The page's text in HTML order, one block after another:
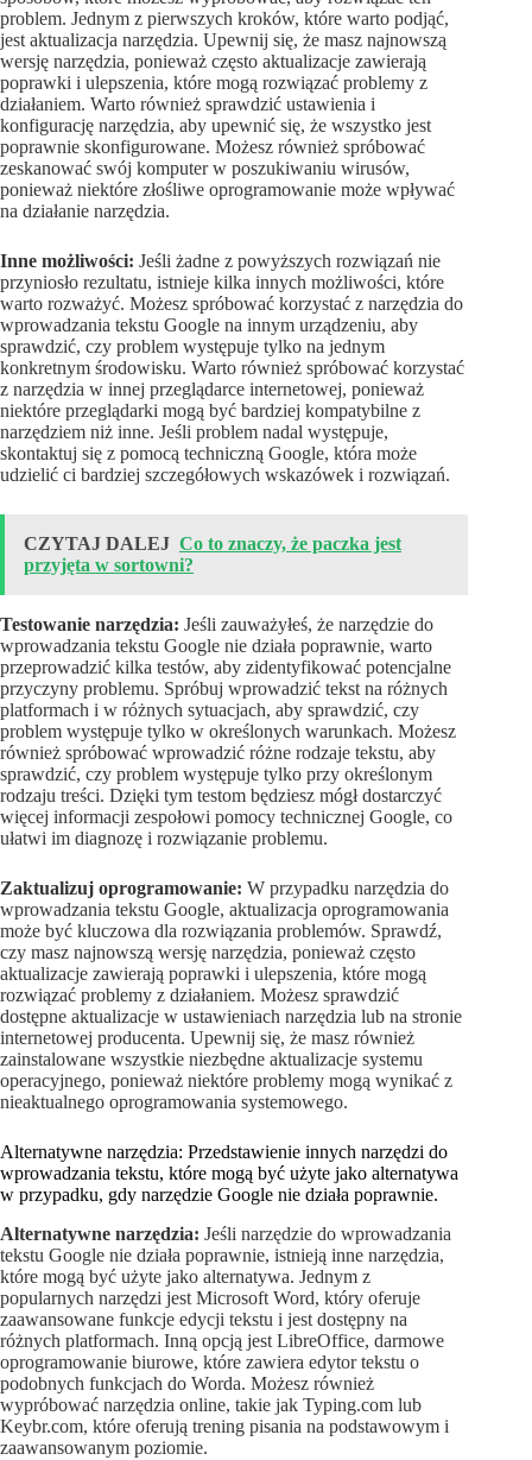
problem. Jednym z pierwszych kroków, które warto podjąć,
jest aktualizacja narzędzia. Upewnij się, że masz najnowszą
wersję narzędzia, ponieważ często aktualizacje zawierają
poprawki i ulepszenia, które mogą rozwiązać problemy z
działaniem. Warto również sprawdzić ustawienia i
konfigurację narzędzia, aby upewnić się, że wszystko jest
poprawnie skonfigurowane. Możesz również spróbować
zeskanować swój komputer w poszukiwaniu wirusów,
ponieważ niektóre złośliwe oprogramowanie może wpływać
na działanie narzędzia.
Inne możliwości: Jeśli żadne z powyższych rozwiązań nie
przyniosło rezultatu, istnieje kilka innych możliwości, które
warto rozważyć. Możesz spróbować korzystać z narzędzia do
wprowadzania tekstu Google na innym urządzeniu, aby
sprawdzić, czy problem występuje tylko na jednym
konkretnym środowisku. Warto również spróbować korzystać
z narzędzia w innej przeglądarce internetowej, ponieważ
niektóre przeglądarki mogą być bardziej kompatybilne z
narzędziem niż inne. Jeśli problem nadal występuje,
skontaktuj się z pomocą techniczną Google, która może
udzielić ci bardziej szczegółowych wskazówek i rozwiązań.
CZYTAJ DALEJ Co to znaczy, że paczka jest
przyjęta w sortowni?
Testowanie narzędzia: Jeśli zauważyłeś, że narzędzie do
wprowadzania tekstu Google nie działa poprawnie, warto
przeprowadzić kilka testów, aby zidentyfikować potencjalne
przyczyny problemu. Spróbuj wprowadzić tekst na różnych
platformach i w różnych sytuacjach, aby sprawdzić, czy
problem występuje tylko w określonych warunkach. Możesz
również spróbować wprowadzić różne rodzaje tekstu, aby
sprawdzić, czy problem występuje tylko przy określonym
rodzaju treści. Dzięki tym testom będziesz mógł dostarczyć
więcej informacji zespołowi pomocy technicznej Google, co
ułatwi im diagnozę i rozwiązanie problemu.
Zaktualizuj oprogramowanie: W przypadku narzędzia do
wprowadzania tekstu Google, aktualizacja oprogramowania
może być kluczowa dla rozwiązania problemów. Sprawdź,
czy masz najnowszą wersję narzędzia, ponieważ często
aktualizacje zawierają poprawki i ulepszenia, które mogą
rozwiązać problemy z działaniem. Możesz sprawdzić
dostępne aktualizacje w ustawieniach narzędzia lub na stronie
internetowej producenta. Upewnij się, że masz również
zainstalowane wszystkie niezbędne aktualizacje systemu
operacyjnego, ponieważ niektóre problemy mogą wynikać z
nieaktualnego oprogramowania systemowego.
Alternatywne narzędzia: Przedstawienie innych narzędzi do
wprowadzania tekstu, które mogą być użyte jako alternatywa
w przypadku, gdy narzędzie Google nie działa poprawnie.
Alternatywne narzędzia: Jeśli narzędzie do wprowadzania
tekstu Google nie działa poprawnie, istnieją inne narzędzia,
które mogą być użyte jako alternatywa. Jednym z
popularnych narzędzi jest Microsoft Word, który oferuje
zaawansowane funkcje edycji tekstu i jest dostępny na
różnych platformach. Inną opcją jest LibreOffice, darmowe
oprogramowanie biurowe, które zawiera edytor tekstu o
podobnych funkcjach do Worda. Możesz również
wypróbować narzędzia online, takie jak Typing.com lub
Keybr.com, które oferują trening pisania na podstawowym i
zaawansowanym poziomie.